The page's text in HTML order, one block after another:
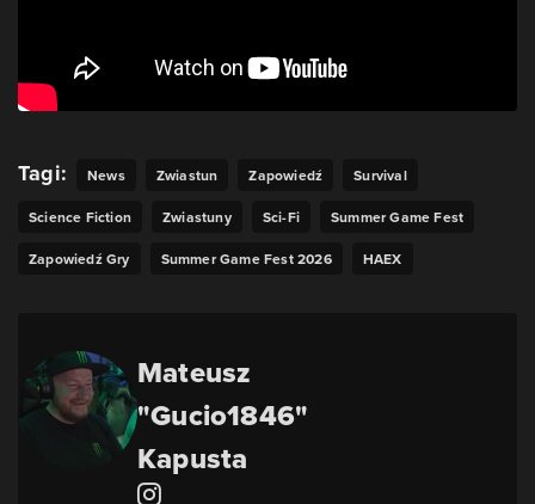
Tagi: News Zwiastun Zapowiedź
Survival
Science Fiction
Zwiastuny Sci-Fi
Summer Game Fest
Zapowiedź Gry
Summer Game Fest 2026 HAEX
Mateusz
"Gucio1846"
Kapusta